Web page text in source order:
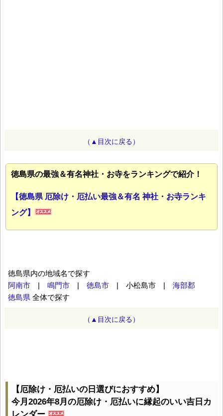
（▲目次に戻る）
徳島県の最強＆有名神社・お寺をランキングで紹介！
【徳島県 厄除け・厄払い最強＆有名 神社・お寺ランキ
ング】
徳島県内の地域名で探す
阿南市 | 鳴門市 | 徳島市 | 小松島市 | 海部郡
徳島県 全体で探す
（▲目次に戻る）
【厄除け・厄払いの日選びにおすすめ】
今月2026年8月の厄除け・厄払いに縁起のいい吉日カ